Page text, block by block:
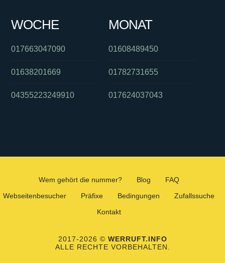
WOCHE
017663047090
01638201669
04355223249910
MONAT
01608489450
01782731655
017624037043
Wem gehört die nummer? Blog
FAQ
Webseitenbesucher
Präfixe Bedingungen
Zufallssuche
Kontakt
2017-2026 © WERRUFT.INFO
ALLE RECHTE VORBEHALTEN.